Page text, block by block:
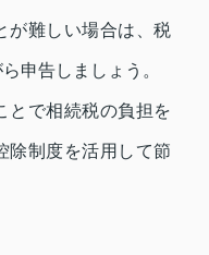
が難しい場合は、税
申告しましょう。
とで相続税の負担を
除制度を活用して節